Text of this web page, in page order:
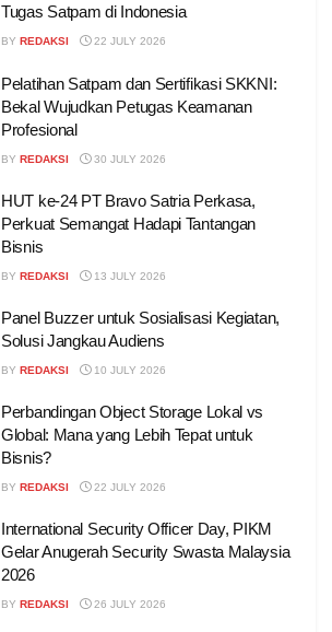
Tugas Satpam di Indonesia
BY REDAKSI 22 JULY 2026
Pelatihan Satpam dan Sertifikasi SKKNI:
Bekal Wujudkan Petugas Keamanan
Profesional
BY REDAKSI 30 JULY 2026
HUT ke-24 PT Bravo Satria Perkasa,
Perkuat Semangat Hadapi Tantangan
Bisnis
BY REDAKSI 13 JULY 2026
Panel Buzzer untuk Sosialisasi Kegiatan,
Solusi Jangkau Audiens
BY REDAKSI 10 JULY 2026
Perbandingan Object Storage Lokal vs
Global: Mana yang Lebih Tepat untuk
Bisnis?
BY REDAKSI 22 JULY 2026
International Security Officer Day, PIKM
Gelar Anugerah Security Swasta Malaysia
2026
BY REDAKSI 26 JULY 2026